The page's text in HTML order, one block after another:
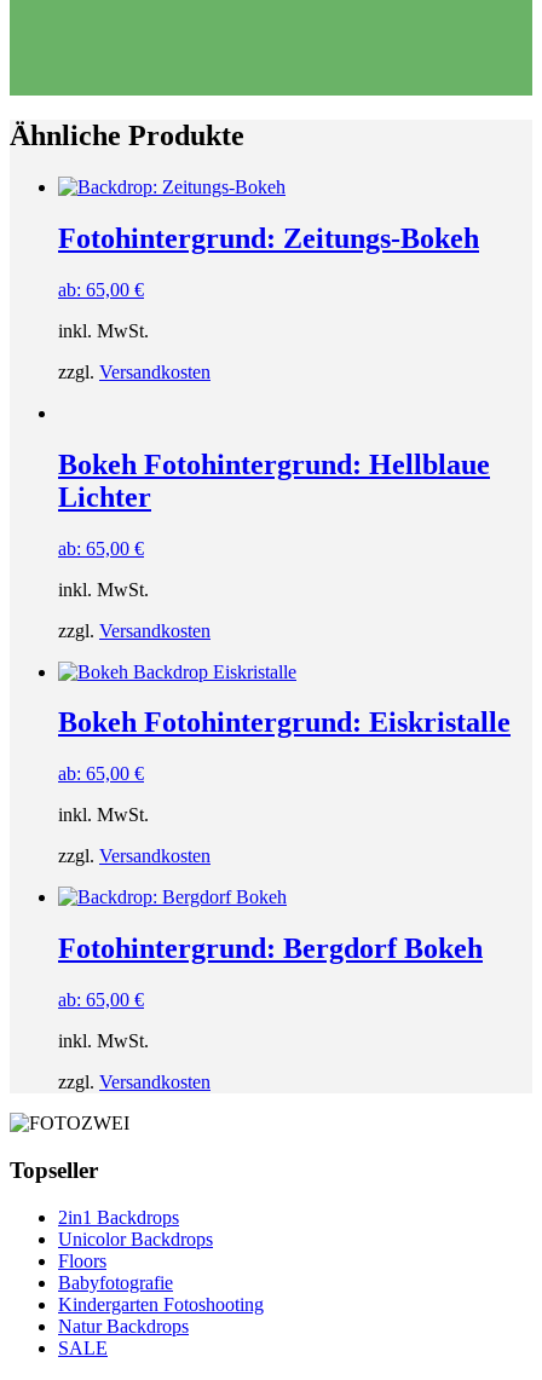
Ähnliche Produkte
Fotohintergrund: Zeitungs-Bokeh
ab: 65,00 €
inkl. MwSt.
zzgl. Versandkosten
Bokeh Fotohintergrund: Hellblaue
Lichter
ab: 65,00 €
inkl. MwSt.
zzgl. Versandkosten
Bokeh Fotohintergrund: Eiskristalle
ab: 65,00 €
inkl. MwSt.
zzgl. Versandkosten
Fotohintergrund: Bergdorf Bokeh
ab: 65,00 €
inkl. MwSt.
zzgl. Versandkosten
Topseller
2in1 Backdrops
Unicolor Backdrops
Floors
Babyfotografie
Kindergarten Fotoshooting
Natur Backdrops
SALE